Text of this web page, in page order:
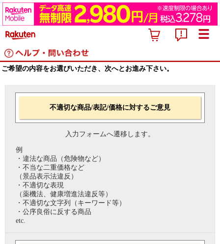
ご希望の内容をお選びいただき、次へとお進み下さい。
不適切な商品/表記/価格に対するご意見
入力フォームへ遷移します。
例
・違法な商品（危険物など）
・不当な二重価格など
（景品表示法違反）
・不適切な表現
（薬機法、健康増進法違反等）
・不適切な文字列（キーワード等）
・公序良俗に反する商品
etc.